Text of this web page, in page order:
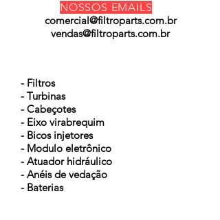
NOSSOS EMAILS
comercial@filtroparts.com.br
vendas@filtroparts.com.br
- Filtros
- Turbinas
- Cabeçotes
- Eixo virabrequim
- Bicos injetores
- Modulo eletrônico
- Atuador hidráulico
- Anéis de vedação
- Baterias